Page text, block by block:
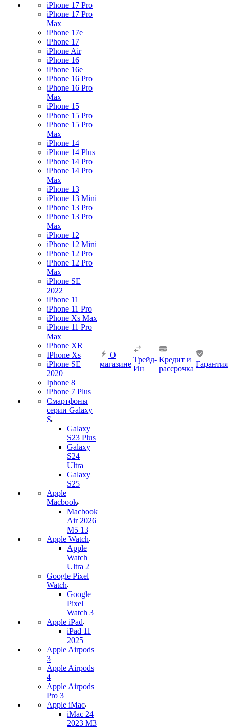
iPhone 17 Pro
iPhone 17 Pro
Max
iPhone 17e
iPhone 17
iPhone Air
iPhone 16
iPhone 16e
iPhone 16 Pro
iPhone 16 Pro
Max
iPhone 15
iPhone 15 Pro
iPhone 15 Pro
Max
iPhone 14
iPhone 14 Plus
iPhone 14 Pro
iPhone 14 Pro
Max
iPhone 13
iPhone 13 Mini
iPhone 13 Pro
iPhone 13 Pro
Max
iPhone 12
iPhone 12 Mini
iPhone 12 Pro
iPhone 12 Pro
Max
iPhone SE
2022
iPhone 11
iPhone 11 Pro
iPhone Xs Max
iPhone 11 Pro
Max
iPhone XR
IPhone Xs
iPhone SE
2020
Iphone 8
iPhone 7 Plus
Смартфоны
серии Galaxy
S
Galaxy
S23 Plus
Galaxy
S24
Ultra
Galaxy
S25
Apple
Macbook
Macbook
Air 2026
M5 13
Apple Watch
Apple
Watch
Ultra 2
Google Pixel
Watch
Google
Pixel
Watch 3
Apple iPad
iPad 11
2025
Apple Airpods
3
Apple Airpods
4
Apple Airpods
Pro 3
Apple iMac
iMac 24
2023 M3
О
магазине
Трейд-
Ин
Кредит и
рассрочка
Гарантия